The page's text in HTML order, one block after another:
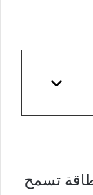
تسمح